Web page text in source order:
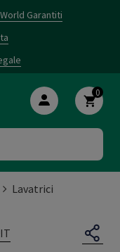
Garantiti
0
Lavatrici